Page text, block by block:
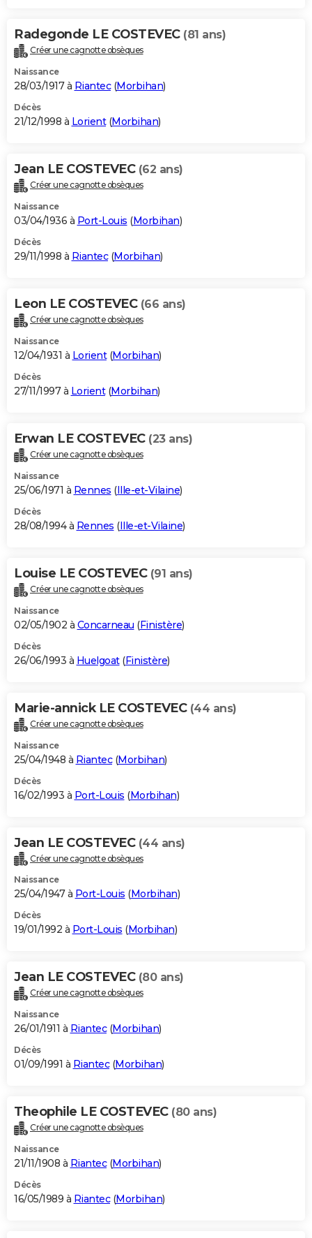
Radegonde LE COSTEVEC (81 ans)
Créer une cagnotte obsèques
Naissance
28/03/1917 à Riantec(Morbihan)
Décès
21/12/1998 à Lorient(Morbihan)
Jean LE COSTEVEC (62 ans)
Créer une cagnotte obsèques
Naissance
03/04/1936 à Port-Louis (Morbihan)
Décès
29/11/1998 à Riantec(Morbihan)
Leon LE COSTEVEC (66 ans)
Créer une cagnotte obsèques
Naissance
12/04/1931 à Lorient(Morbihan)
Décès
27/11/1997 à Lorient(Morbihan)
Erwan LE COSTEVEC (23 ans)
Créer une cagnotte obsèques
Naissance
25/06/1971 à Rennes (Ille-et-Vilaine)
Décès
28/08/1994 à Rennes (Ille-et-Vilaine)
Louise LE COSTEVEC (91 ans)
Créer une cagnotte obsèques
Naissance
02/05/1902 à Concarneau (Finistère)
Décès
26/06/1993 à Huelgoat(Finistère)
Marie-annick LE COSTEVEC (44 ans)
Créer une cagnotte obsèques
Naissance
25/04/1948 à Riantec(Morbihan)
Décès
16/02/1993 à Port-Louis (Morbihan)
Jean LE COSTEVEC (44 ans)
Créer une cagnotte obsèques
Naissance
25/04/1947 à Port-Louis (Morbihan)
Décès
19/01/1992 à Port-Louis (Morbihan)
Jean LE COSTEVEC (80 ans)
Créer une cagnotte obsèques
Naissance
26/01/1911 à Riantec(Morbihan)
Décès
01/09/1991 à Riantec(Morbihan)
Theophile LE COSTEVEC (80 ans)
Créer une cagnotte obsèques
Naissance
21/11/1908 à Riantec(Morbihan)
Décès
16/05/1989 à Riantec(Morbihan)